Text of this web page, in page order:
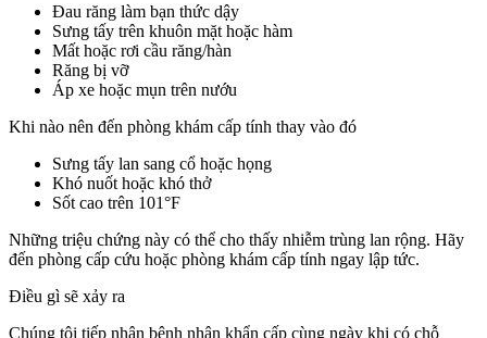
Đau răng làm bạn thức dậy
Sưng tấy trên khuôn mặt hoặc hàm
Mất hoặc rơi cầu răng/hàn
Răng bị vỡ
Áp xe hoặc mụn trên nướu
Khi nào nên đến phòng khám cấp tính thay vào đó
Sưng tấy lan sang cổ hoặc họng
Khó nuốt hoặc khó thở
Sốt cao trên 101°F
Những triệu chứng này có thể cho thấy nhiễm trùng lan rộng. Hãy
đến phòng cấp cứu hoặc phòng khám cấp tính ngay lập tức.
Điều gì sẽ xảy ra
Chúng tôi tiếp nhận bệnh nhân khẩn cấp cùng ngày khi có chỗ